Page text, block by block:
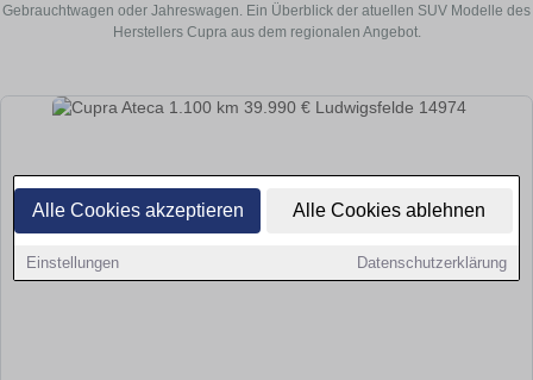
Alle Cookies akzeptieren Alle Cookies ablehnen
Einstellungen Datenschutzerklärung
Gebrauchtwagen oder Jahreswagen. Ein Überblick der atuellen SUV Modelle des
Herstellers Cupra aus dem regionalen Angebot.